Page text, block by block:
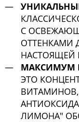
С
ОТТЕНКАМИ
НАСТОЯЩЕЙ
МАКСИМУМ
ЭТО
ЛИМОНА"